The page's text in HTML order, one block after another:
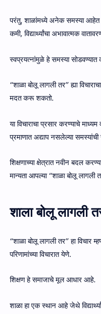
परंतु, शाळांमध्ये अनेक समस्या आहेत
कमी, विद्यार्थ्यांचा अभावात्मक
स्वप्रयत्नांमुळे हे समस्या
“शाळा बोलू लागली तर” ह्या
मदत करू शकतो.
या विचाराचा प्रसार करण्याचे
प्रमाणात अद्याप नसलेल्या
शिक्षणाच्या क्षेत्रात नवीन बदल
मान्यता आपल्या “शाळा बोलू लागली
शाला बोलू लागली
“शाळा बोलू लागली तर” हा विचार
परिणामांच्या विचारात येणे.
शिक्षण हे समाजाचे मूल आधार आहे.
शाळा हा एक स्थान आहे जेथे